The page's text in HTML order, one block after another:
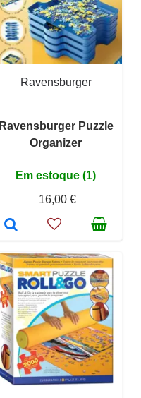
Ravensburger
Ravensburger Puzzle
Organizer
Em estoque (1)
16,00 €